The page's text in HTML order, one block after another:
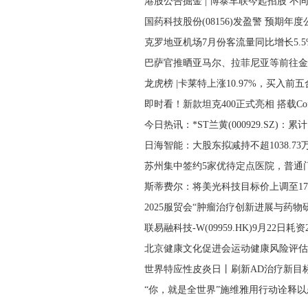
国药科技股份(08156)发盈警 预期年度
克罗地亚机场7月份客流量同比增长
巴萨官推晒亚马尔、拉菲尼亚等前往
龙虎榜 |卡莱特上涨10.97%，买入前五
即时看！新款坦克400正式亮相 搭载
今日热讯：*ST兰黄(000929.SZ)：累
日海智能：大股东拟减持不超1038.73
苏州集中签约5家优待定点医院，普通
斯蒂费尔：将美光科技目标价上调至
2025服贸会“肿瘤治疗创新进展与药物
联易融科技-W(09959.HK)9月22日耗资
北京健康文化促进会运动健康风险评
世界特应性皮炎日丨刷新AD治疗新目
“你，就是全世界”施维雅用行动诠释